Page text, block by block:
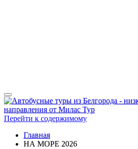
Показать/
Скрыть
навигацию
Перейти к содержимому
Главная
НА МОРЕ 2026